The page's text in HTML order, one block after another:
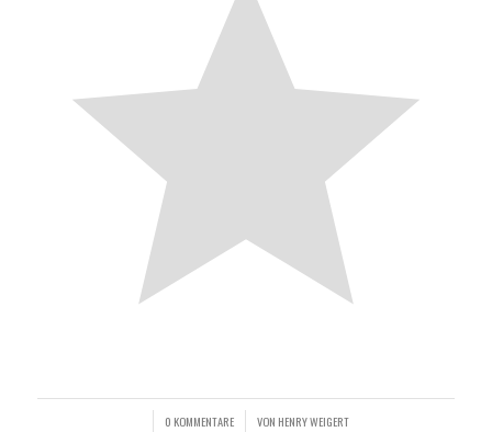
0 KOMMENTARE
/ VON HENRY WEIGERT